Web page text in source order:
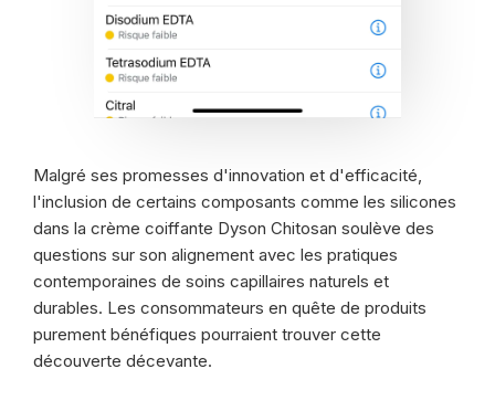
Malgré ses promesses d'innovation et d'efficacité,
l'inclusion de certains composants comme les silicones
dans la crème coiffante Dyson Chitosan soulève des
questions sur son alignement avec les pratiques
contemporaines de soins capillaires naturels et
durables. Les consommateurs en quête de produits
purement bénéfiques pourraient trouver cette
découverte décevante.